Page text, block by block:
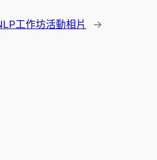
工作坊活動相片 →